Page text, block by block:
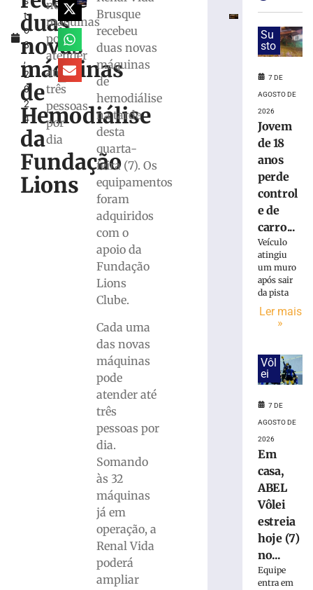
t
o
8
,
2
0
2
4
duas
novas
máquinas
de
Hemodiálise
da
Fundação
Lions
novas
máquinas
pode
atender
até
três
pessoas
por
dia
Brusque
recebeu
duas novas
máquinas
de
hemodiálise
na tarde
desta
quarta-
feira (7). Os
equipamentos
foram
adquiridos
com o
apoio da
Fundação
Lions
Clube.
Cada uma
das novas
máquinas
pode
atender até
três
pessoas por
dia.
Somando
às 32
máquinas
já em
operação, a
Renal Vida
poderá
ampliar
CERVEJA:
Médico
moderado
Hospital
atualiza
estado
saúde
trabalhador
montagem
estrutura
Brusque
Município
Su
sto
7 DE
AGOSTO DE
2026
Jovem
de 18
anos
perde
control
e de
carro...
Veículo
atingiu
um muro
após sair
da pista
Ler mais
»
Vôl
ei
7 DE
AGOSTO DE
2026
Em
casa,
ABEL
Vôlei
estreia
hoje (7)
no...
Equipe
entra em